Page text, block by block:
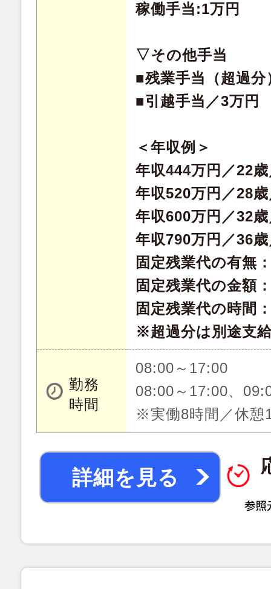
稼働手当:1万円
▽その他手当
■残業手当（超過分
■引越手当／3万円
＜年収例＞
年収444万円／22
年収520万円／28
年収600万円／32
年収790万円／36
固定残業代の有無
固定残業代の金額
固定残業代の時間
※超過分は別途支
勤務
時間
08:00～17:00
08:00～17:00、
※実働8時間／休憩
詳細を見る